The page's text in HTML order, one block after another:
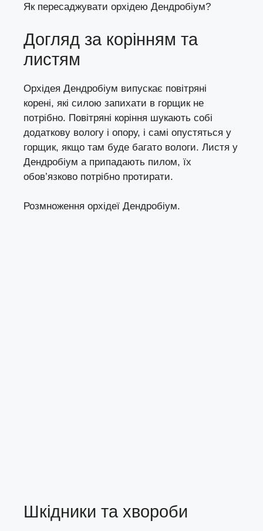
Як пересаджувати орхідею Дендробіум?
Догляд за корінням та
листям
Орхідея Дендробіум випускає повітряні
корені, які силою запихати в горщик не
потрібно. Повітряні коріння шукають собі
додаткову вологу і опору, і самі опустяться у
горщик, якщо там буде багато вологи. Листя у
Дендробіум а припадають пилом, їх
обов’язково потрібно протирати.
Розмноження орхідеї Дендробіум.
Шкідники та хвороби